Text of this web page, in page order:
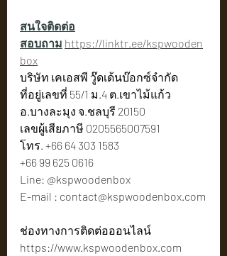
สนใจติดต่อ
สอบถาม https://linktr.ee/kspwooden
box
บริษัท เคเอสพี วู๊ดเด้นบ๊อกซ์จำกัด
ที่อยู่เลขที่ 55/1 ม.4 ต.เขาไม้แก้ว
อ.บางละมุง จ.ชลบุรี 20150
เลขผู้เสียภาษี 0205565007591
โทร. +66 64 303 1583
+66 99 625 0616
Line: @kspwoodenbox
E-mail : contact@kspwoodenbox.com
ช่องทางการติดต่อออนไลน์
https://www.kspwoodenbox.com